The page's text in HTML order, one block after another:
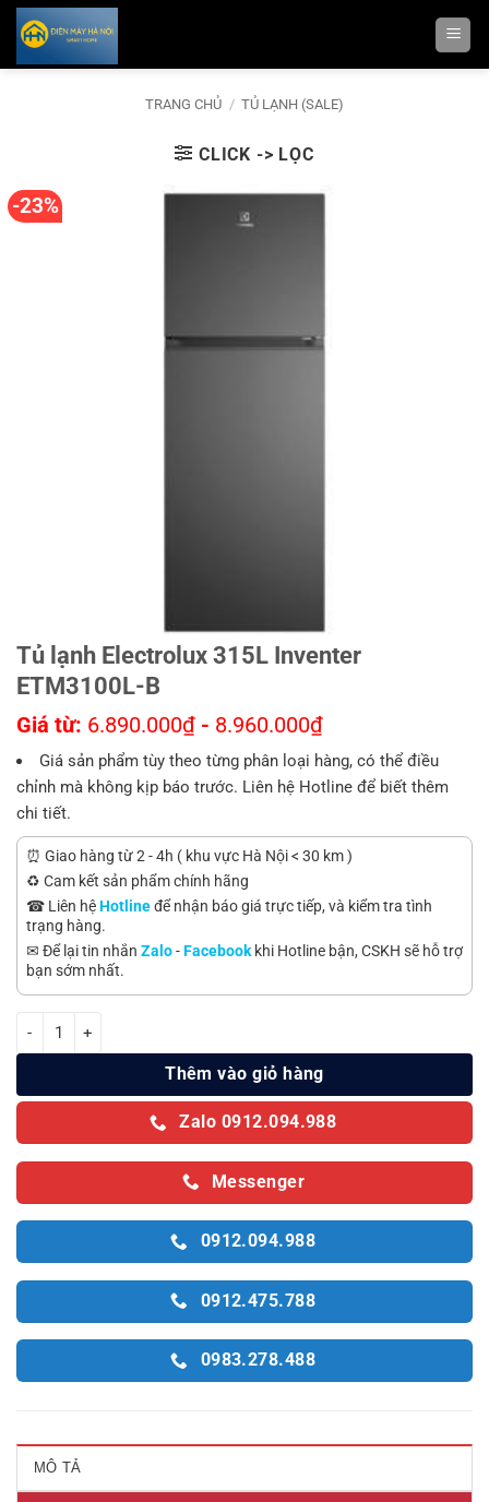
Bỏ
qua
nội
TRANG CHỦ / TỦ LẠNH (SALE)
CLICK -> LỌC
-23%
Tủ lạnh Electrolux 315L Inventer
ETM3100L-B
Giá từ: 6.890.000₫ - 8.960.000₫
Giá sản phẩm tùy theo từng phân loại hàng, có thể điều
chỉnh mà không kịp báo trước. Liên hệ Hotline để biết thêm
chi tiết.
⏰ Giao hàng từ 2 - 4h ( khu vực Hà Nội < 30 km )
♻️ Cam kết sản phẩm chính hãng
☎ Liên hệHotlineđể nhận báo giá trực tiếp, và kiểm tra tình
trạng hàng.
✉ Để lại tin nhắn Zalo-Facebook khi Hotline bận, CSKH sẽ hỗ trợ
bạn sớm nhất.
Tủ lạnh Electrolux 315L Inventer ETM3100L-B số lượng
Thêm vào giỏ hàng
Zalo 0912.094.988
Messenger
0912.094.988
0912.475.788
0983.278.488
MÔ TẢ